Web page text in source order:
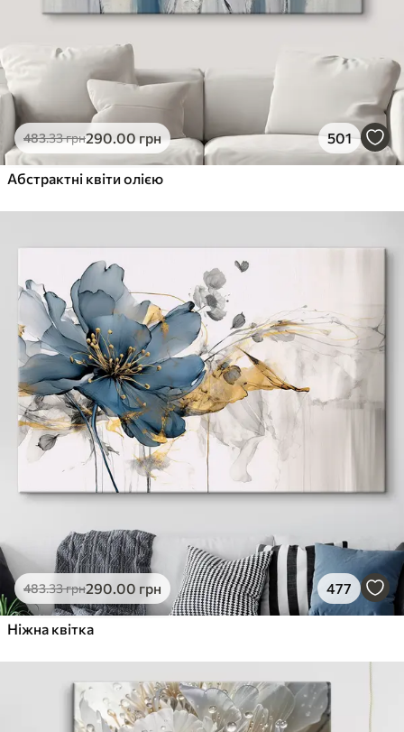
483.33грн290.00грн 501
Абстрактні квіти олією
483.33грн290.00 грн 477
Ніжна квітка